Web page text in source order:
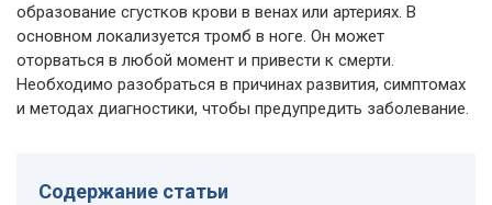
образование сгустков крови в венах или артериях. В
основном локализуется тромб в ноге. Он может
оторваться в любой момент и привести к смерти.
Необходимо разобраться в причинах развития, симптомах
и методах диагностики, чтобы предупредить заболевание.
Содержание статьи